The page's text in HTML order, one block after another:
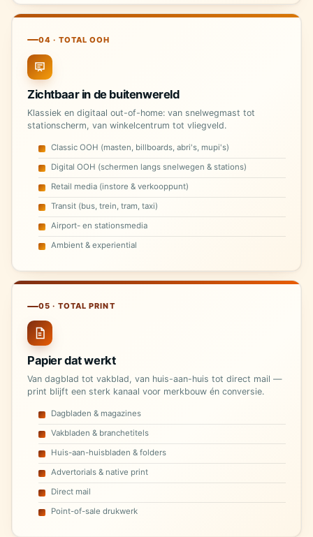
04 · TOTAL OOH
Zichtbaar in de buitenwereld
Klassiek en digitaal out-of-home: van snelwegmast tot
stationscherm, van winkelcentrum tot vliegveld.
Classic OOH (masten, billboards, abri's, mupi's)
Digital OOH (schermen langs snelwegen & stations)
Retail media (instore & verkooppunt)
Transit (bus, trein, tram, taxi)
Airport- en stationsmedia
Ambient & experiential
05 · TOTAL PRINT
Papier dat werkt
Van dagblad tot vakblad, van huis-aan-huis tot direct mail —
print blijft een sterk kanaal voor merkbouw én conversie.
Dagbladen & magazines
Vakbladen & branchetitels
Huis-aan-huisbladen & folders
Advertorials & native print
Direct mail
Point-of-sale drukwerk